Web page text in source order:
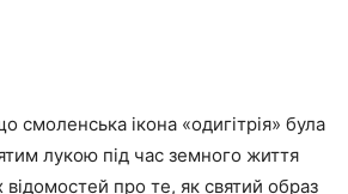
смоленська ікона «одигітрія» була
лукою під час земного життя
про те, як святий образ